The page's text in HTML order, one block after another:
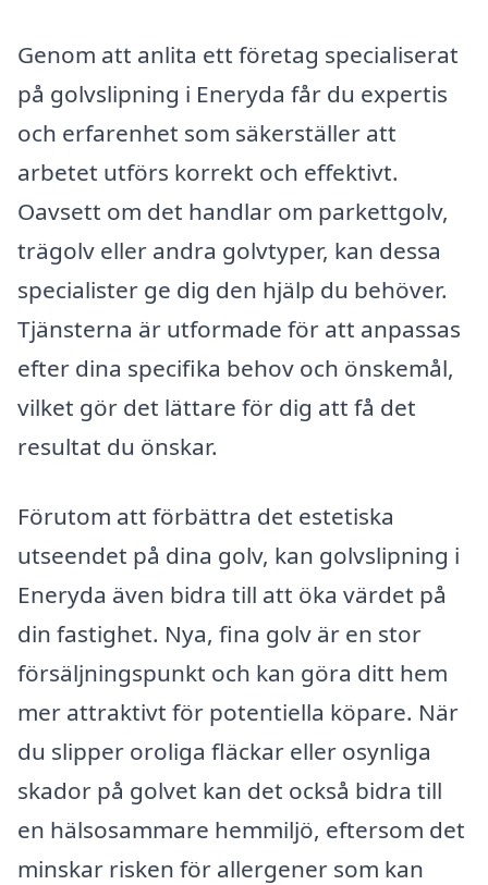
Genom att anlita ett företag specialiserat
på golvslipning i Eneryda får du expertis
och erfarenhet som säkerställer att
arbetet utförs korrekt och effektivt.
Oavsett om det handlar om parkettgolv,
trägolv eller andra golvtyper, kan dessa
specialister ge dig den hjälp du behöver.
Tjänsterna är utformade för att anpassas
efter dina specifika behov och önskemål,
vilket gör det lättare för dig att få det
resultat du önskar.
Förutom att förbättra det estetiska
utseendet på dina golv, kan golvslipning i
Eneryda även bidra till att öka värdet på
din fastighet. Nya, fina golv är en stor
försäljningspunkt och kan göra ditt hem
mer attraktivt för potentiella köpare. När
du slipper oroliga fläckar eller osynliga
skador på golvet kan det också bidra till
en hälsosammare hemmiljö, eftersom det
minskar risken för allergener som kan